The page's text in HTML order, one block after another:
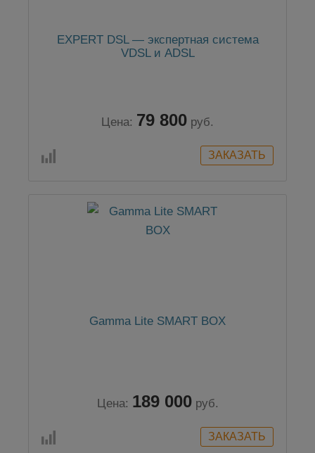
EXPERT DSL — экспертная система
VDSL и ADSL
Цена: 79 800 руб.
Gamma Lite SMART BOX
Цена: 189 000 руб.